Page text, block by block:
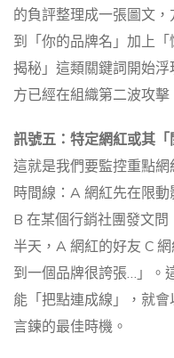
的負評整理成一張圖文
到「你的品牌名」加上
揭秘」這類關鍵詞開始
方已經在組織第二波攻擊
訊號五：特定網紅或其
這就是我們要監控重點
時間線：A 網紅先在限
B 在某個行銷社團發文
半天，A 網紅的好友 C
到一個品牌很誇張…」。
能「把點連成線」，就
言鍊的最佳時機。